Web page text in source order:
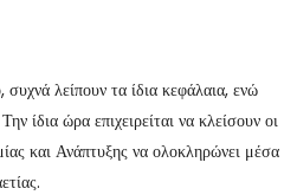
συχνά λείπουν τα ίδια κεφάλαια, ενώ
ίδια ώρα επιχειρείται να κλείσουν οι
και Ανάπτυξης να ολοκληρώνει μέσα